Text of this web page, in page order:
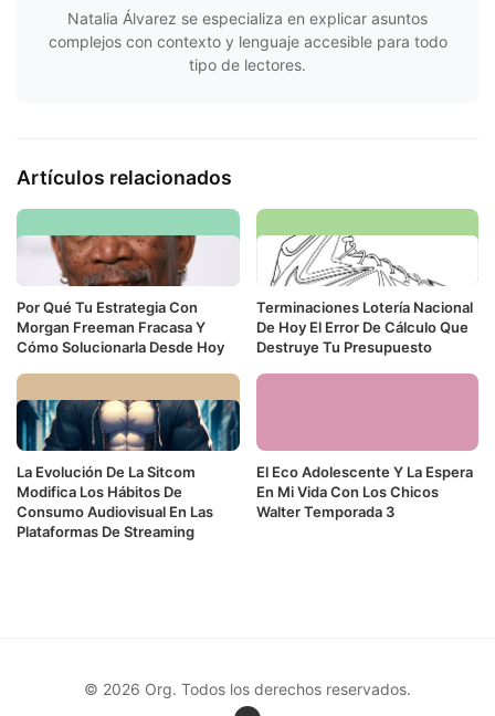
Natalia Álvarez se especializa en explicar asuntos
complejos con contexto y lenguaje accesible para todo
tipo de lectores.
Artículos relacionados
Por Qué Tu Estrategia Con
Morgan Freeman Fracasa Y
Cómo Solucionarla Desde Hoy
Terminaciones Lotería Nacional
De Hoy El Error De Cálculo Que
Destruye Tu Presupuesto
La Evolución De La Sitcom
Modifica Los Hábitos De
Consumo Audiovisual En Las
Plataformas De Streaming
El Eco Adolescente Y La Espera
En Mi Vida Con Los Chicos
Walter Temporada 3
© 2026 Org. Todos los derechos reservados.